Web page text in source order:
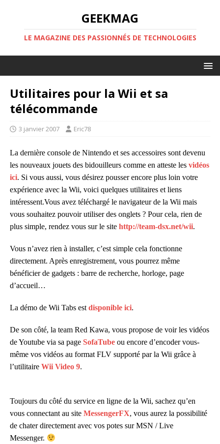
GEEKMAG
LE MAGAZINE DES PASSIONNÉS DE TECHNOLOGIES
Utilitaires pour la Wii et sa
télécommande
3 janvier 2007 Eric78
La dernière console de Nintendo et ses accessoires sont devenu
les nouveaux jouets des bidouilleurs comme en atteste les vidéos
ici. Si vous aussi, vous désirez pousser encore plus loin votre
expérience avec la Wii, voici quelques utilitaires et liens
intéressent.Vous avez téléchargé le navigateur de la Wii mais
vous souhaitez pouvoir utiliser des onglets ? Pour cela, rien de
plus simple, rendez vous sur le site http://team-dsx.net/wii.
Vous n’avez rien à installer, c’est simple cela fonctionne
directement. Après enregistrement, vous pourrez même
bénéficier de gadgets : barre de recherche, horloge, page
d’accueil…
La démo de Wii Tabs est disponible ici.
De son côté, la team Red Kawa, vous propose de voir les vidéos
de Youtube via sa page SofaTube ou encore d’encoder vous-
même vos vidéos au format FLV supporté par la Wii grâce à
l’utilitaire Wii Video 9.
Toujours du côté du service en ligne de la Wii, sachez qu’en
vous connectant au site MessengerFX, vous aurez la possibilité
de chater directement avec vos potes sur MSN / Live
Messenger.